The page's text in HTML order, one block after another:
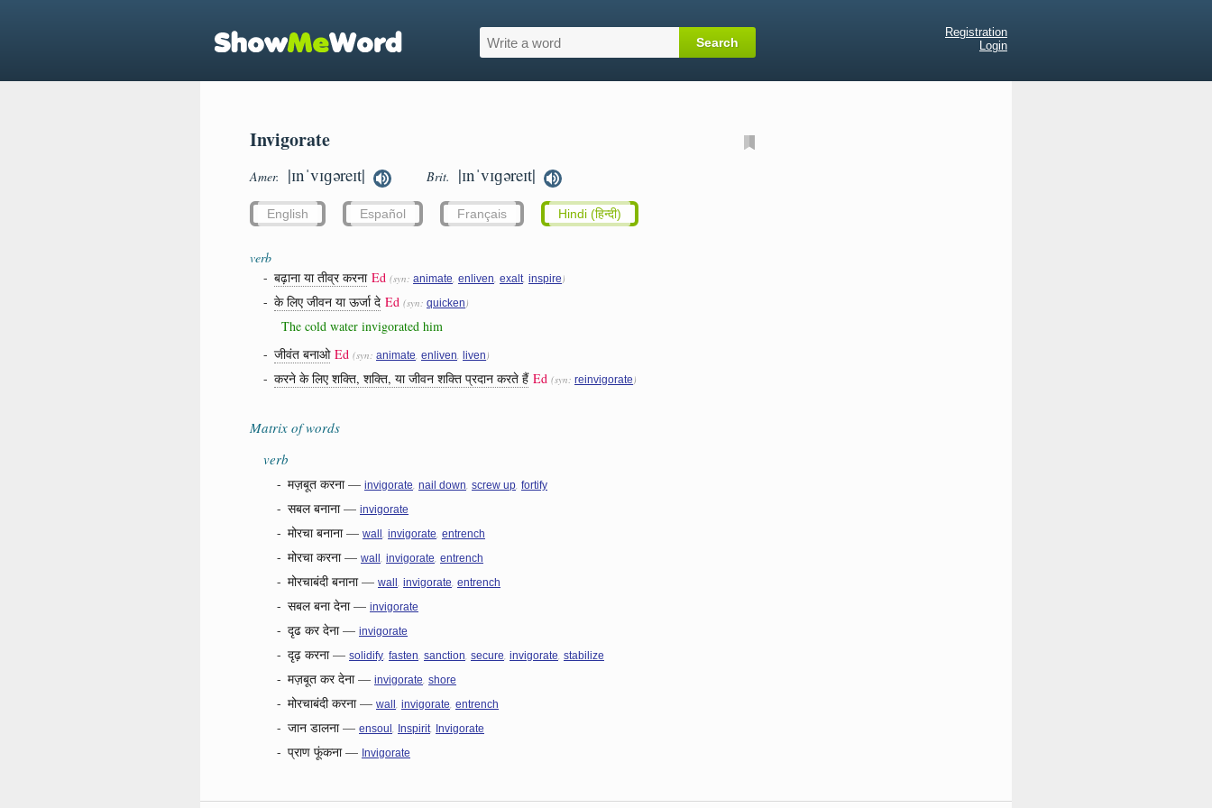
Registration
Login
Invigorate
Amer. |ɪnˈvɪɡəreɪt| Brit. |ɪnˈvɪɡəreɪt|
English Español Français Hindi (हिन्दी)
verb
- बढ़ाना या तीव्र करना Ed (syn: animate, enliven, exalt, inspire)
- के लिए जीवन या ऊर्जा दे Ed (syn: quicken)
The cold water invigorated him
- जीवंत बनाओ Ed (syn: animate, enliven, liven)
- करने के लिए शक्ति, शक्ति, या जीवन शक्ति प्रदान करते हैं Ed (syn: reinvigorate)
Matrix of words
verb
- मज़बूत करना— invigorate, nail down, screw up, fortify
- सबल बनाना— invigorate
- मोरचा बनाना— wall , invigorate, entrench
- मोरचा करना— wall , invigorate, entrench
- मोरचाबंदी बनाना— wall , invigorate, entrench
- सबल बना देना— invigorate
- दृढ कर देना— invigorate
- दृढ़ करना— solidify, fasten, sanction, secure, invigorate, stabilize
- मज़बूत कर देना— invigorate, shore
- मोरचाबंदी करना— wall , invigorate, entrench
- जान डालना— ensoul , Inspirit, Invigorate
- प्राण फूंकना— Invigorate